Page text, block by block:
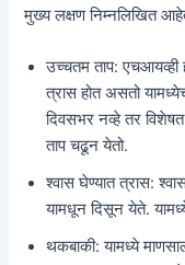
मुख्य लक्षण निम्नलिखित
उच्चतम ताप: एचआयव्ही
त्रास होत असतो
दिवसभर नव्हे तर
ताप चढून येतो.
श्वास घेण्यात त्रास:
यामधून दिसून येते.
थकबाकी: यामध्ये